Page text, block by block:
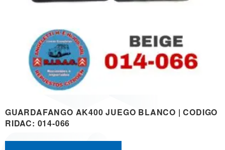
GUARDAFANGO AK400 JUEGO BLANCO | CODIGO
RIDAC: 014-066